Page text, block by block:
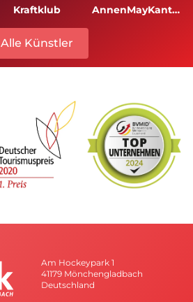
Kraftklub AnnenMayKantereit
Alle Künstler
Am Hockeypark 1
41179 Mönchengladbach
Deutschland